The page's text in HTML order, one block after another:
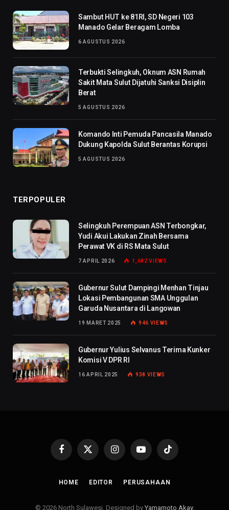
Sambut HUT ke 81RI, SD Negeri 103
Manado Gelar Beragam Lomba
6 AGUSTUS 2026
Terbukti Selingkuh, Oknum ASN Rumah
Sakit Mata Sulut Dijatuhi Sanksi Disiplin
Berat
5 AGUSTUS 2026
Komando Inti Pemuda Pancasila Manado
Dukung Kapolda Sulut Berantas Korupsi
5 AGUSTUS 2026
TERPOPULER
Selingkuh Perempuan ASN Terbongkar,
Yudi Akui Lakukan Zinah Bersama
Perawat VK di RS Mata Sulut
7 APRIL 2026 1,682VIEWS
Gubernur Sulut Dampingi Menhan Tinjau
Lokasi Pembangunan SMA Unggulan
Garuda Nusantara di Langowan
19 MARET 2025 946 VIEWS
Gubernur Yulius Selvanus Terima Kunker
Komisi V DPR RI
16 APRIL 2025 938 VIEWS
Facebook
X
InstagramYouTubeTikTok
HOME EDITOR PERUSAHAAN
© 2026 North Sulawesi. Designed by Yamamoto Akay.